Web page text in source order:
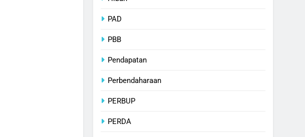
PAD
PBB
Pendapatan
Perbendaharaan
PERBUP
PERDA